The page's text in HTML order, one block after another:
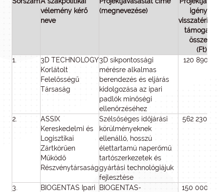
vélemény kérő
neve
(megnevezése)
igényelt
összege
(Ft)
1.
3D TECHNOLOGY
Korlátolt
Felelősségű
Társaság
3D síkpontossági
mérésre alkalmas
berendezés és eljárás
kidolgozása az ipari
padlók minőségi
ellenőrzéséhez
120 890
2.
ASSIX
Kereskedelmi és
Logisztikai
Zártkörűen
Működő
Részvénytársaság
Szélsőséges időjárási
körülményeknek
ellenálló, hosszú
élettartamú naperőmű
tartószerkezetek és
gyártási technológiájuk
fejlesztése
562 230
3.
BIOGENTAS Ipari
BIOGENTAS-
150 000